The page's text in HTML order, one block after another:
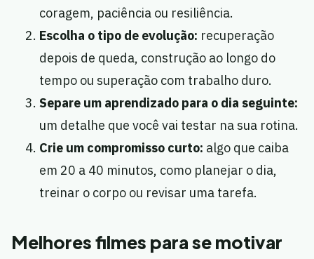
coragem, paciência ou resiliência.
Escolha o tipo de evolução: recuperação
depois de queda, construção ao longo do
tempo ou superação com trabalho duro.
Separe um aprendizado para o dia seguinte:
um detalhe que você vai testar na sua rotina.
Crie um compromisso curto: algo que caiba
em 20 a 40 minutos, como planejar o dia,
treinar o corpo ou revisar uma tarefa.
Melhores filmes para se motivar